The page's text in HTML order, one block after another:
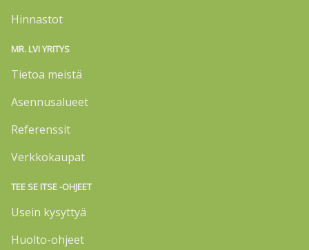
Hinnastot
MR. LVI YRITYS
Tietoa meistä
Asennusalueet
Referenssit
Verkkokaupat
TEE SE ITSE -OHJEET
Usein kysyttyä
Huolto-ohjeet